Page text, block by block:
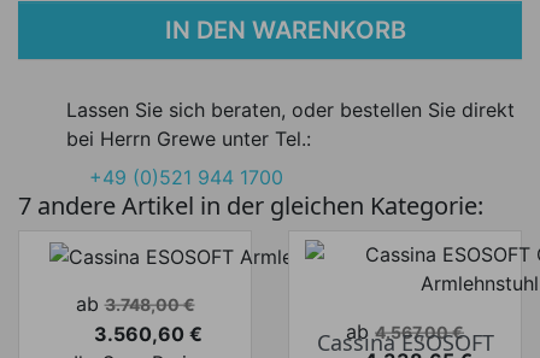
IN DEN WARENKORB
Lassen Sie sich beraten, oder bestellen Sie direkt
bei Herrn Grewe unter Tel.:
+49 (0)521 944 1700
7 andere Artikel in der gleichen Kategorie:
Verkaufspreis
ab 3.748,00 €
Preis
3.560,60 €
Verkaufspreis
ab 4.567,00 €
Cassina ESOSOFT